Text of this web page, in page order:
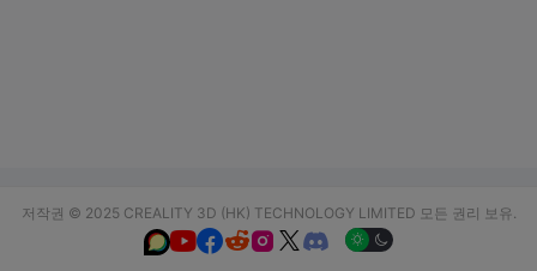
저작권 © 2025 CREALITY 3D (HK) TECHNOLOGY LIMITED 모든 권리 보유.
  